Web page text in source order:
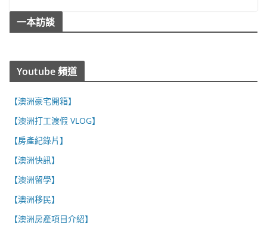
一本訪談
Youtube 頻道
【澳洲豪宅開箱】
【澳洲打工渡假 VLOG】
【房產紀錄片】
【澳洲快訊】
【澳洲留學】
【澳洲移民】
【澳洲房產項目介紹】